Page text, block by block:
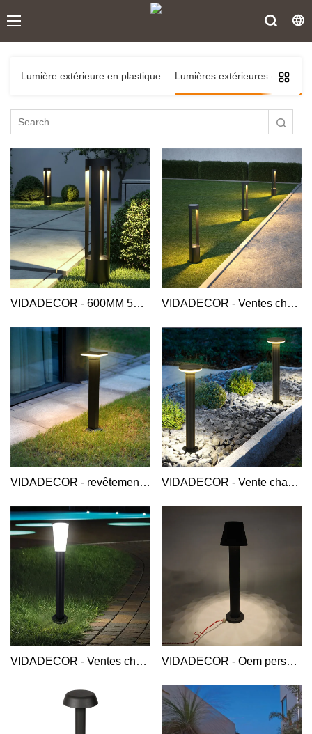
Lumière extérieure en plastique Lumières extérieures en
VIDADECOR - 600MM 5w 500lm moderne long boîtier en aluminium jardin 2022 couleur noire extérieur sol led borne lumineuse Borne lumineuse en aluminium VIDADECOR - Ventes chaudes ip54 voie cour hôtel carré étanche extérieur jardin led aluminium paysage pan lumière Aluminium Bollard Light
VIDADECOR - revêtement de longue durée boîtier en aluminium carré supérieur vers le bas borne lumineuse de jardin extérieur borne lumineuse en aluminium VIDADECOR - Vente chaude design moderne cour maison villa pelouse chemin extérieur hôtel led aluminium gris rond haut borne lumineuse Borne lumineuse en aluminium
VIDADECOR - Ventes chaudes acrylique 7w boîtier en aluminium coulé sous pression de qualité supérieure paysage de cour extérieure led borne lumineuse borne lumineuse en aluminium VIDADECOR - Oem personnalisé 2022 nouvelle mode boîtier électrique route jardin aluminium led extérieur champignon bollard light Aluminium Bollard Light